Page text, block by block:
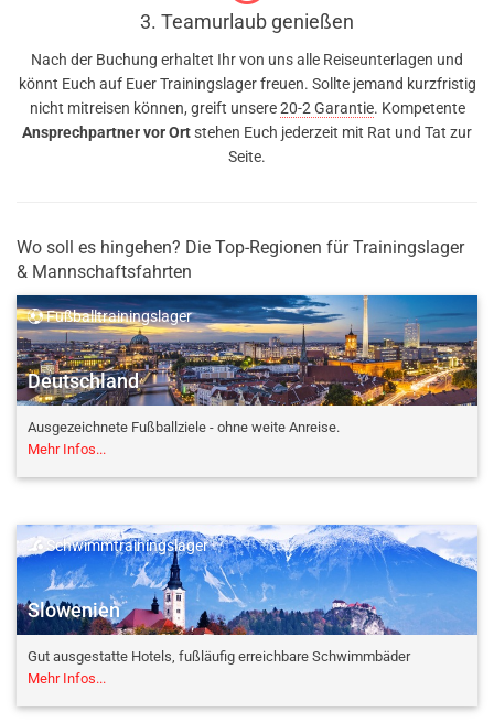
3. Teamurlaub genießen
Nach der Buchung erhaltet Ihr von uns alle Reiseunterlagen und
könnt Euch auf Euer Trainingslager freuen. Sollte jemand kurzfristig
nicht mitreisen können, greift unsere20-2 Garantie. Kompetente
Ansprechpartner vor Ortstehen Euch jederzeit mit Rat und Tat zur
Seite.
Wo soll es hingehen? Die Top-Regionen für Trainingslager
& Mannschaftsfahrten
Fußballtrainingslager
Deutschland
Ausgezeichnete Fußballziele - ohne weite Anreise.
Mehr Infos...
Schwimmtrainingslager
Slowenien
Gut ausgestatte Hotels, fußläufig erreichbare Schwimmbäder
Mehr Infos...